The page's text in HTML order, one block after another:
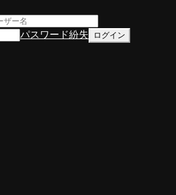
パスワード紛失